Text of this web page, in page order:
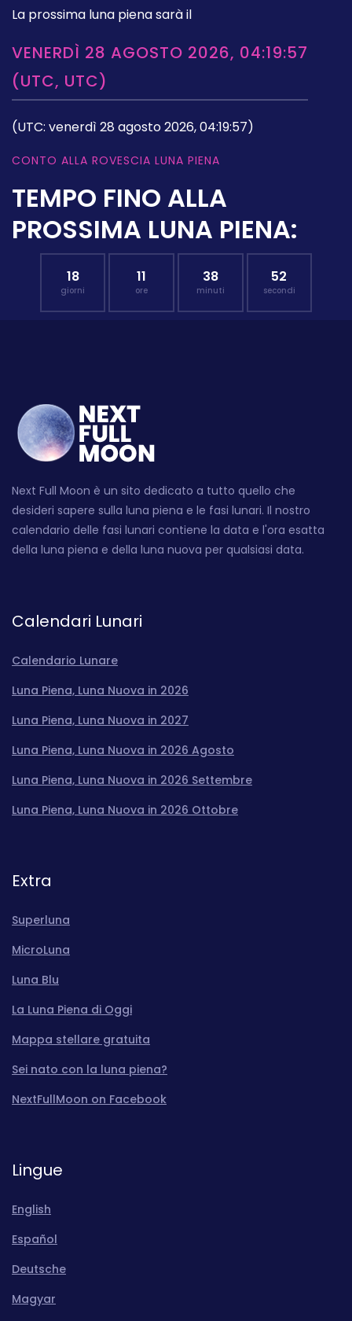
La prossima luna piena sarà il
VENERDÌ 28 AGOSTO 2026, 04:19:57
(UTC, UTC)
(UTC: venerdì 28 agosto 2026, 04:19:57)
CONTO ALLA ROVESCIA LUNA PIENA
TEMPO FINO ALLA
PROSSIMA LUNA PIENA:
18
giorni
11
ore
38
minuti
51
secondi
Next Full Moon è un sito dedicato a tutto quello che
desideri sapere sulla luna piena e le fasi lunari. Il nostro
calendario delle fasi lunari contiene la data e l'ora esatta
della luna piena e della luna nuova per qualsiasi data.
Calendari Lunari
Calendario Lunare
Luna Piena, Luna Nuova in 2026
Luna Piena, Luna Nuova in 2027
Luna Piena, Luna Nuova in 2026 Agosto
Luna Piena, Luna Nuova in 2026 Settembre
Luna Piena, Luna Nuova in 2026 Ottobre
Extra
Superluna
MicroLuna
Luna Blu
La Luna Piena di Oggi
Mappa stellare gratuita
Sei nato con la luna piena?
NextFullMoon on Facebook
Lingue
English
Español
Deutsche
Magyar